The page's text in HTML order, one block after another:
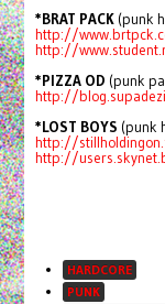
*BRAT PACK(punk
http://
http://
*PIZZA OD (punk
http://
*LOST BOYS (punk
http://
http://
HARDCORE
PUNK